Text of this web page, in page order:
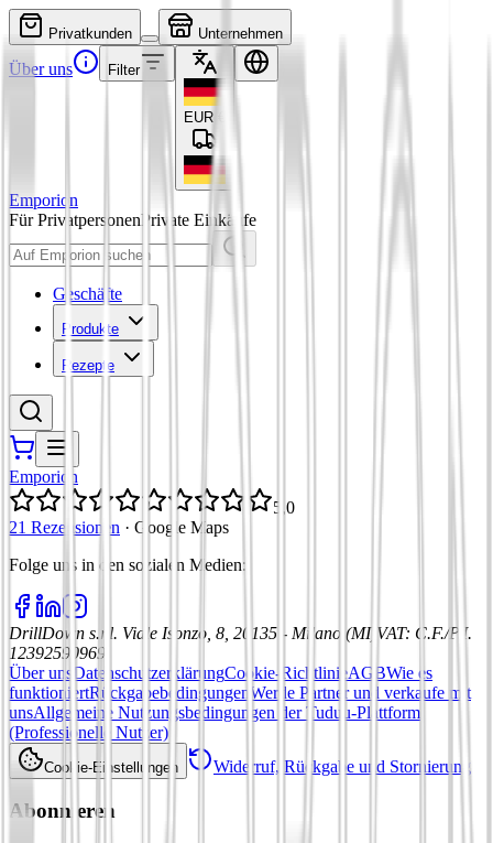
Privatkunden Unternehmen
Über uns Filter
EUR
Emporion
Für PrivatpersonenPrivate Einkäufe
Geschäfte
Produkte
Rezepte
Emporion
5,0
21 Rezensionen · Google Maps
Folge uns in den sozialen Medien:
DrillDown s.r.l. Viale Isonzo, 8, 20135 - Milano (MI) VAT: C.F./P.I.
12392590969
Über uns DatenschutzerklärungCookie-RichtlinieAGBWie es
funktioniertRückgabebedingungen Werde Partner und verkaufe mit
unsAllgemeine Nutzungsbedingungen der Tuduu-Plattform
(Professionelle Nutzer)
Cookie-Einstellungen Widerruf, Rückgabe und Stornierung
Abonnieren